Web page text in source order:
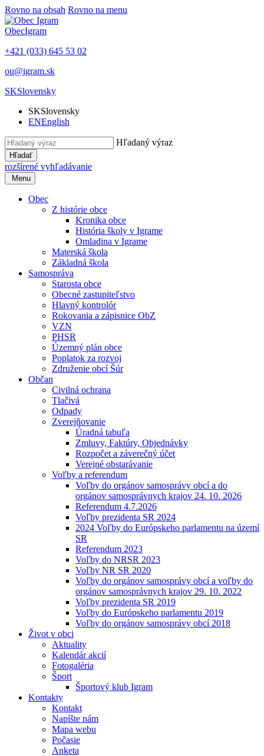
Rovno na obsah Rovno na menu
ObecIgram
+421 (033) 645 53 02
ou@igram.sk
SKSlovensky
SKSlovensky
ENEnglish
Hľadaný výraz
Hľadať
rozšírené vyhľadávanie
Menu
Obec
Z histórie obce
Kronika obce
História školy v Igrame
Omladina v Igrame
Materská škola
Základná škola
Samospráva
Starosta obce
Obecné zastupiteľstvo
Hlavný kontrolór
Rokovania a zápisnice ObZ
VZN
PHSR
Územný plán obce
Poplatok za rozvoj
Združenie obcí Šúr
Občan
Civilná ochrana
Tlačivá
Odpady
Zverejňovanie
Úradná tabuľa
Zmluvy, Faktúry, Objednávky
Rozpočet a záverečný účet
Verejné obstarávanie
Voľby a referendum
Voľby do orgánov samosprávy obcí a do
orgánov samosprávnych krajov 24. 10. 2026
Referendum 4.7.2026
Voľby prezidenta SR 2024
2024 Voľby do Európskeho parlamentu na území
SR
Referendum 2023
Voľby do NRSR 2023
Voľby NR SR 2020
Voľby do orgánov samosprávy obcí a voľby do
orgánov samosprávnych krajov 29. 10. 2022
Voľby prezidenta SR 2019
Voľby do Európskeho parlamentu 2019
Voľby do orgánov samosprávy obcí 2018
Život v obci
Aktuality
Kalendár akcií
Fotogaléria
Šport
Športový klub Igram
Kontakty
Kontakt
Napíšte nám
Mapa webu
Počasie
Anketa